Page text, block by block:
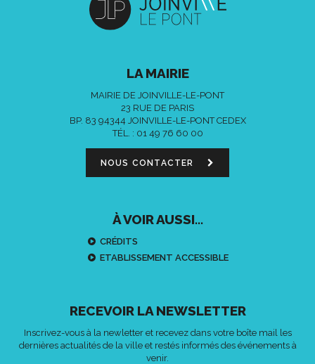
LA MAIRIE
MAIRIE DE JOINVILLE-LE-PONT
23 RUE DE PARIS
BP. 83 94344 JOINVILLE-LE-PONT CEDEX
TÉL. : 01 49 76 60 00
NOUS CONTACTER
À VOIR AUSSI...
CRÉDITS
ETABLISSEMENT ACCESSIBLE
RECEVOIR LA NEWSLETTER
Inscrivez-vous à la newletter et recevez dans votre boîte mail les
dernières actualités de la ville et restés informés des événements à
venir.